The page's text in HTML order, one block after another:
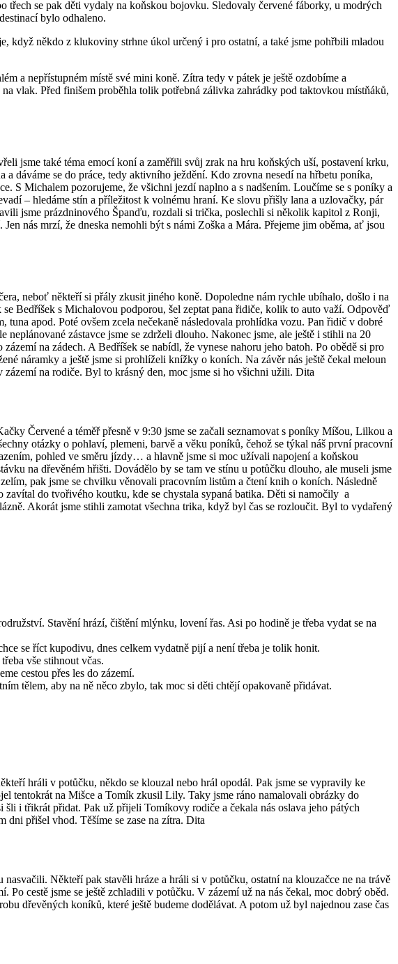
třech se pak děti vydaly na koňskou bojovku. Sledovaly červené fáborky, u modrých
bylo odhaleno.
když někdo z klukoviny strhne úkol určený i pro ostatní, a také jsme pohřbili mladou
a nepřístupném místě své mini koně. Zítra tedy v pátek je ještě ozdobíme a
vlak. Před finišem proběhla tolik potřebná zálivka zahrádky pod taktovkou místňáků,
jsme také téma emocí koní a zaměřili svůj zrak na hru koňských uší, postavení krku,
dáváme se do práce, tedy aktivního ježdění. Kdo zrovna nesedí na hřbetu poníka,
S Michalem pozorujeme, že všichni jezdí naplno a s nadšením. Loučíme se s poníky a
– hledáme stín a příležitost k volnému hraní. Ke slovu přišly lana a uzlovačky, pár
jsme prázdninového Španďu, rozdali si trička, poslechli si několik kapitol z Ronji,
nás mrzí, že dneska nemohli být s námi Zoška a Mára. Přejeme jim oběma, ať jsou
neboť někteří si přály zkusit jiného koně. Dopoledne nám rychle ubíhalo, došlo i na
Bedříšek s Michalovou podporou, šel zeptat pana řidiče, kolik to auto važí. Odpověď
apod. Poté ovšem zcela nečekaně následovala prohlídka vozu. Pan řidič v dobré
zástavce jsme se zdrželi dlouho. Nakonec jsme, ale ještě i stihli na 20
na zádech. A Bedříšek se nabídl, že vynese nahoru jeho batoh. Po obědě si pro
náramky a ještě jsme si prohlíželi knížky o koních. Na závěr nás ještě čekal meloun
na rodiče. Byl to krásný den, moc jsme si ho všichni užili. Dita
Červené a téměř přesně v 9:30 jsme se začali seznamovat s poníky Míšou, Lilkou a
otázky o pohlaví, plemeni, barvě a věku poníků, čehož se týkal náš první pracovní
pohled ve směru jízdy… a hlavně jsme si moc užívali napojení a koňskou
na dřevěném hřišti. Dovádělo by se tam ve stínu u potůčku dlouho, ale museli jsme
pak jsme se chvilku věnovali pracovním listům a čtení knih o koních. Následně
do tvořivého koutku, kde se chystala sypaná batika. Děti si namočily a
Akorát jsme stihli zamotat všechna trika, když byl čas se rozloučit. Byl to vydařený
Stavění hrází, čištění mlýnku, lovení řas. Asi po hodině je třeba vydat se na
se říct kupodivu, dnes celkem vydatně pijí a není třeba je tolik honit.
vše stihnout včas.
cestou přes les do zázemí.
tělem, aby na ně něco zbylo, tak moc si děti chtějí opakovaně přidávat.
hráli v potůčku, někdo se klouzal nebo hrál opodál. Pak jsme se vypravily ke
tentokrát na Mišce a Tomík zkusil Lily. Taky jsme ráno namalovali obrázky do
i třikrát přidat. Pak už přijeli Tomíkovy rodiče a čekala nás oslava jeho pátých
dni přišel vhod. Těšíme se zase na zítra. Dita
Někteří pak stavěli hráze a hráli si v potůčku, ostatní na klouzačce ne na trávě
cestě jsme se ještě zchladili v potůčku. V zázemí už na nás čekal, moc dobrý oběd.
dřevěných koníků, které ještě budeme dodělávat. A potom už byl najednou zase čas